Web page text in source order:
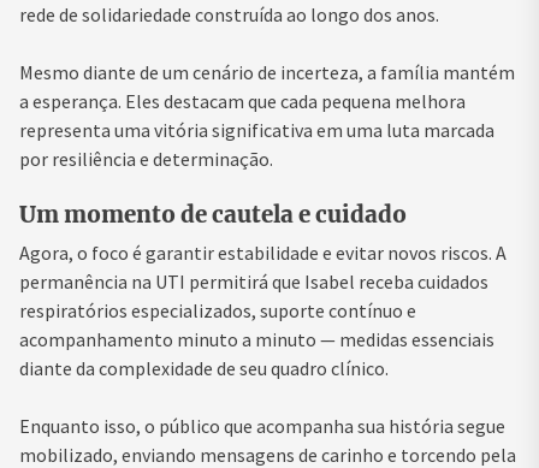
rede de solidariedade construída ao longo dos anos.
Mesmo diante de um cenário de incerteza, a família mantém
a esperança. Eles destacam que cada pequena melhora
representa uma vitória significativa em uma luta marcada
por resiliência e determinação.
Um momento de cautela e cuidado
Agora, o foco é garantir estabilidade e evitar novos riscos. A
permanência na UTI permitirá que Isabel receba cuidados
respiratórios especializados, suporte contínuo e
acompanhamento minuto a minuto — medidas essenciais
diante da complexidade de seu quadro clínico.
Enquanto isso, o público que acompanha sua história segue
mobilizado, enviando mensagens de carinho e torcendo pela